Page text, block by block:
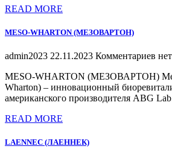
READ MORE
MESO-WHARTON (МЕЗОВАРТОН)
admin2023 22.11.2023 Комментариев нет
MESO-WHARTON (МЕЗОВАРТОН)
Wharton) – инновационный
американского производителя ABG
READ MORE
LAENNEC (ЛАЕННЕК)